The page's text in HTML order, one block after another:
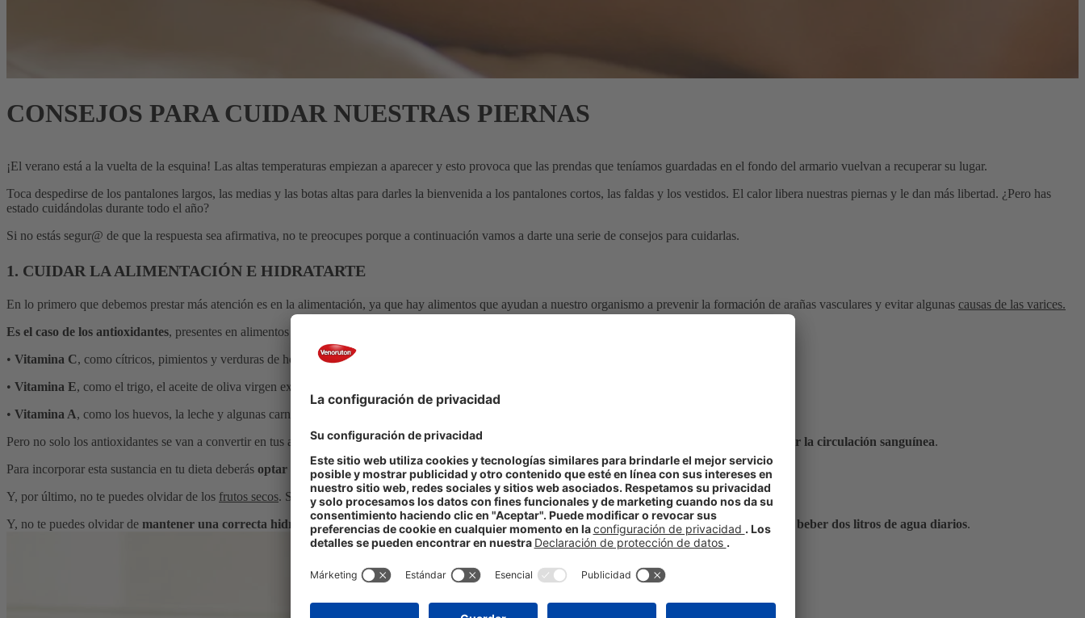
CONSEJOS PARA CUIDAR NUESTRAS PIERNAS
¡El verano está a la vuelta de la esquina! Las altas temperaturas empiezan a aparecer y esto provoca que las prendas que teníamos guardadas en el fondo del armario vuelvan a recuperar su lugar.
Toca despedirse de los pantalones largos, las medias y las botas altas para darles la bienvenida a los pantalones cortos, las faldas y los vestidos. El calor libera nuestras piernas y le dan más libertad. ¿Pero has
estado cuidándolas durante todo el año?
Si no estás segur@ de que la respuesta sea afirmativa, no te preocupes porque a continuación vamos a darte una serie de consejos para cuidarlas.
1. CUIDAR LA ALIMENTACIÓN E HIDRATARTE
En lo primero que debemos prestar más atención es en la alimentación, ya que hay alimentos que ayudan a nuestro organismo a prevenir la formación de arañas vasculares y evitar algunas causas de las varices.
Es el caso de los antioxidantes, presentes en alimentos ricos en:
• Vitamina C, como cítricos, pimientos y verduras de hoja verde.
• Vitamina E, como el trigo, el aceite de oliva virgen extra o las verduras amarillas-anaranjadas.
• Vitamina A, como los huevos, la leche y algunas carnes.
Pero no solo los antioxidantes se van a convertir en tus aliados para cuidar tus piernas, también lo serán los
ayudan a mejorar la circulación sanguínea.
Para incorporar esta sustancia en tu dieta deberás optar por la versión integral de la pasta y el pan.
Y, por último, no te puedes olvidar de los frutos secos. Sus grasas son saludables yte ayudarán a prevenir la aparición de varices.
Y, no te puedes olvidar de mantener una correcta hidratación. El agua es uno de los principales componentes del cuerpo humano, por ello es importante beber dos litros de agua diarios.